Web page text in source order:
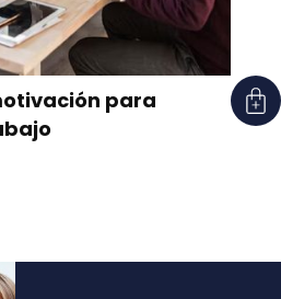
para